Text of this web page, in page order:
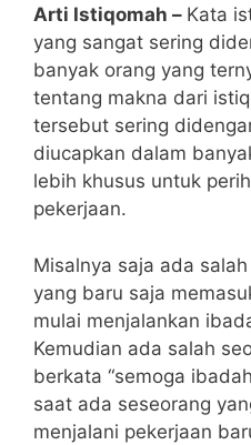
Arti Istiqomah – Kata
yang sangat sering
banyak orang yang
tentang makna dari
tersebut sering
diucapkan dalam
lebih khusus untuk
pekerjaan.
Misalnya saja ada
yang baru saja
mulai menjalankan
Kemudian ada salah
berkata “semoga
saat ada seseorang
menjalani pekerjaan